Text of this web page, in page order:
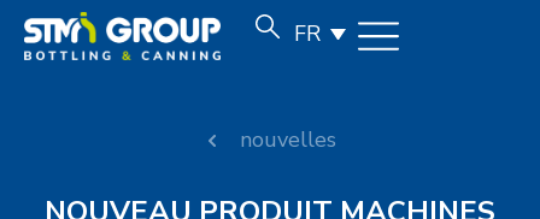
FR
nouvelles